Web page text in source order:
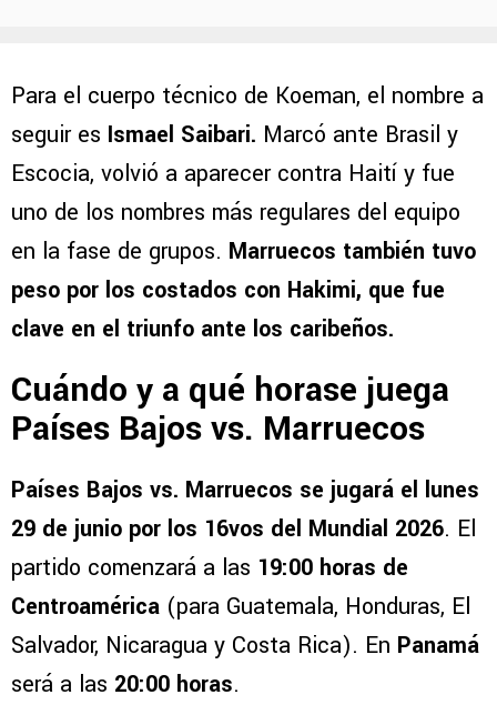
Para el cuerpo técnico de Koeman, el nombre a
seguir es Ismael Saibari. Marcó ante Brasil y
Escocia, volvió a aparecer contra Haití y fue
uno de los nombres más regulares del equipo
en la fase de grupos. Marruecos también tuvo
peso por los costados con Hakimi, que fue
clave en el triunfo ante los caribeños.
Cuándo y a qué horase juega
Países Bajos vs. Marruecos
Países Bajos vs. Marruecos se jugará el lunes
29 de junio por los 16vos del Mundial 2026. El
partido comenzará a las 19:00 horas de
Centroamérica (para Guatemala, Honduras, El
Salvador, Nicaragua y Costa Rica). En Panamá
será a las 20:00 horas.